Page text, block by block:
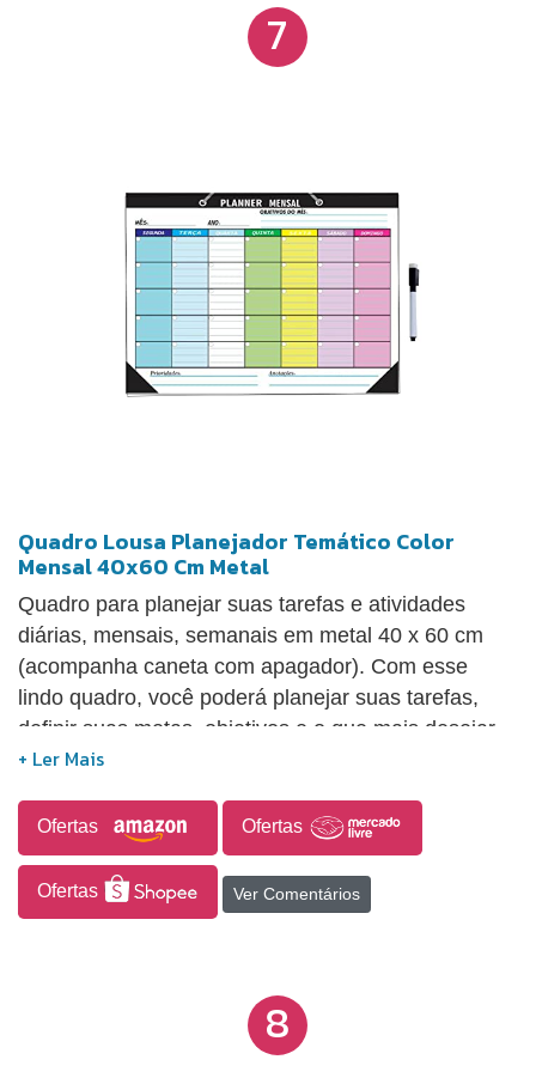
7
Quadro Lousa Planejador Temático Color
Mensal 40x60 Cm Metal
Quadro para planejar suas tarefas e atividades
diárias, mensais, semanais em metal 40 x 60 cm
(acompanha caneta com apagador). Com esse
lindo quadro, você poderá planejar suas tarefas,
definir suas metas, objetivos e o que mais desejar.
Com a caneta hidrográfica apagável, basta escrever
e começar tudo novamente. Feito em material
resistente, com cores e ilustrações lindas, esse
quadro será permanente e fará parte do seu dia
(utilize sempre caneta apropriada).
Ofertas Ofertas
Ofertas Ver Comentários
8